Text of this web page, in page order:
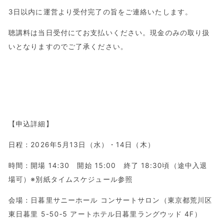
3日以内に運営より受付完了の旨をご連絡いたします。
聴講料は当日受付にてお支払いください。現金のみの取り扱
いとなりますのでご了承ください。
【申込詳細】
日程：2026年5月13日（水）・14日（木）
時間：開場 14:30 開始 15:00 終了 18:30頃（途中入退
場可）※別紙タイムスケジュール参照
会場：日暮里サニーホール コンサートサロン（東京都荒川区
東⽇暮⾥ 5-50-5 アートホテル⽇暮⾥ラングウッド 4F）